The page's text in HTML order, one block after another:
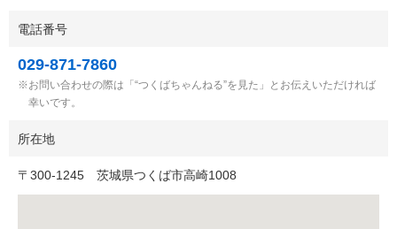
電話番号
029-871-7860
お問い合わせの際は「“つくばちゃんねる”を見た」とお伝えいただければ
幸いです。
所在地
〒 300-1245 茨城県つくば市高崎1008